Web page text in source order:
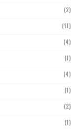
(2)
(11)
(4)
(1)
(4)
(1)
(2)
(1)